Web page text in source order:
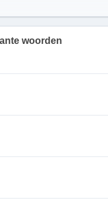
of dekstuk,
In deze context kan het
woorden